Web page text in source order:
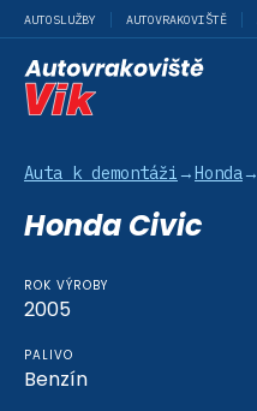
AUTOSLUŽBY AUTOVRAKOVIŠTĚ
Auta k demontáži →Honda →
Honda Civic
ROK VÝROBY
2005
PALIVO
Benzín